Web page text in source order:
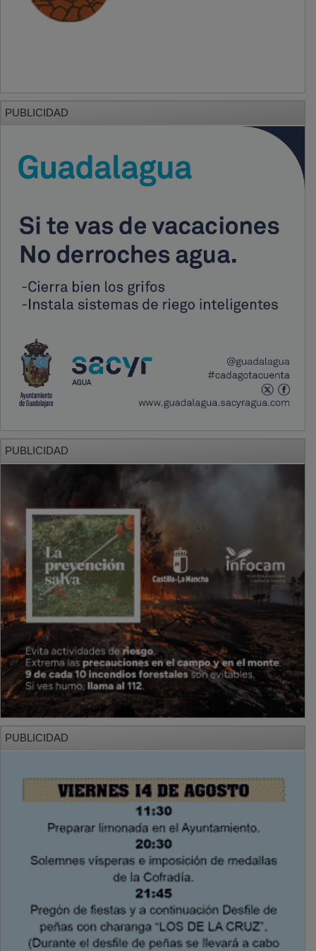
PUBLICIDAD
PUBLICIDAD
PUBLICIDAD